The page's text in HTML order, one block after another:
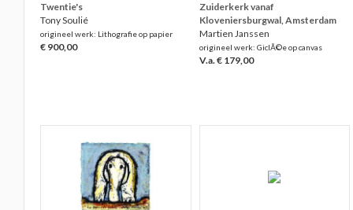
Twentie's
Tony Soulié
origineel werk: Lithografie op papier
€ 900,00
Zuiderkerk vanaf
Kloveniersburgwal, Amsterdam
Martien Janssen
origineel werk: GiclÃ©e op canvas
V.a. € 179,00